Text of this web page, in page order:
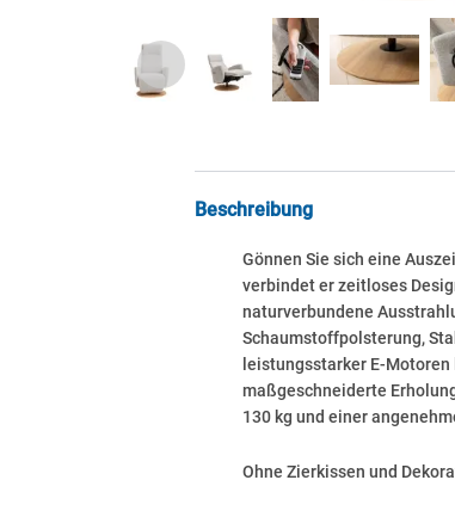
Beschreibung
Gönnen Sie sich eine
verbindet er zeitloses
naturverbundene
Schaumstoffpolsterung,
leistungsstarker E-
maßgeschneiderte
130 kg und einer
Ohne Zierkissen und